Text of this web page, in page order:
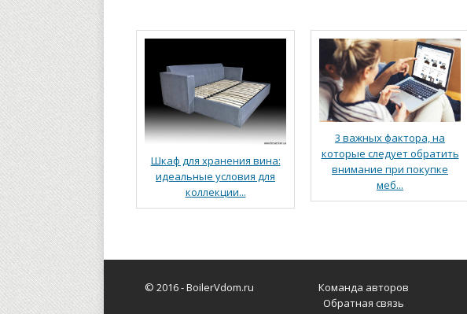
Шкаф для хранения вина:
идеальные условия для
коллекции...
3 важных фактора, на
которые следует обратить
внимание при покупке
меб...
© 2016 -BoilerVdom.ru
Команда авторов
Обратная связь